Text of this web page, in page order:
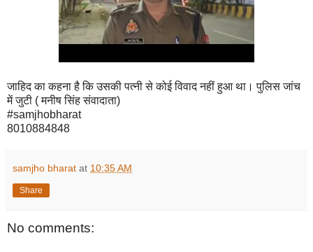
जाहिद का कहना है कि उसकी पत्नी से कोई विवाद नहीं हुआ था। पुलिस जांच
में जुटी ( मनीष सिंह संवादाता)
#samjhobharat
8010884848
samjho bharat at 10:35 AM
Share
No comments: